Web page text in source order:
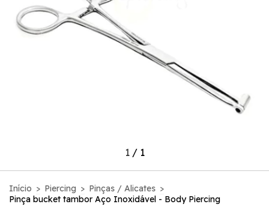
1/ 1
Início > Piercing > Pinças / Alicates >
Pinça bucket tambor Aço Inoxidável - Body Piercing